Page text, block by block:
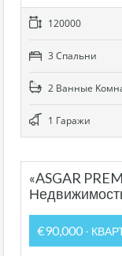
120000
3 Cпальни
2 Bанные
1 Гаражи
«ASGAR
€90,000 -